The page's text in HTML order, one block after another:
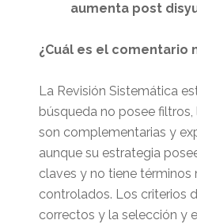
aumenta post
¿Cuál es el comentario
La Revisión Sistemática
búsqueda no posee
son complementarias y
aunque su estrategia
claves y no tiene términos
controlados. Los criterios
correctos y la selección y